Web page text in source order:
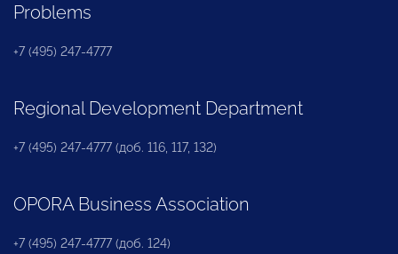
Problems
+7 (495) 247-4777
Regional Development Department
+7 (495) 247-4777 (доб. 116, 117, 132)
OPORA Business Association
+7 (495) 247-4777 (доб. 124)